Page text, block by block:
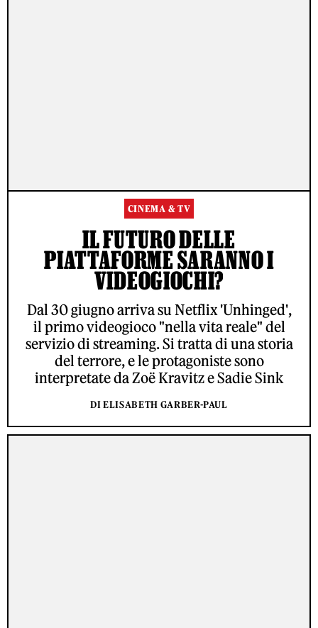
CINEMA & TV
IL FUTURO DELLE
PIATTAFORME SARANNO I
VIDEOGIOCHI?
Dal 30 giugno arriva su Netflix 'Unhinged',
il primo videogioco "nella vita reale" del
servizio di streaming. Si tratta di una storia
del terrore, e le protagoniste sono
interpretate da Zoë Kravitz e Sadie Sink
DI ELISABETH GARBER-PAUL